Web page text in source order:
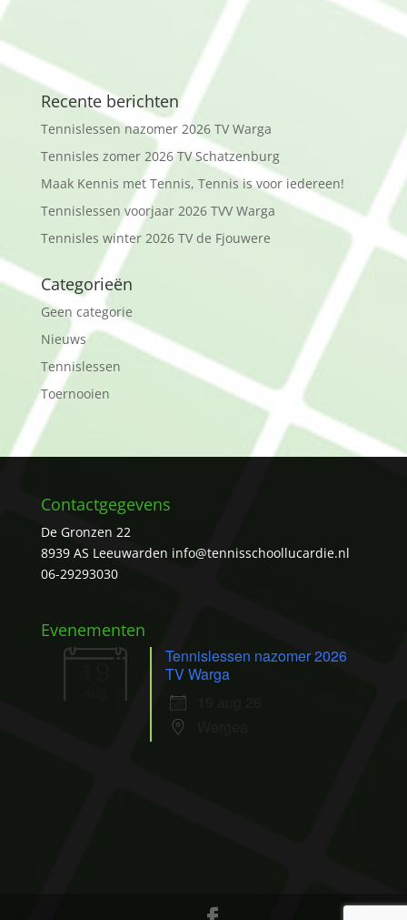
Recente berichten
Tennislessen nazomer 2026 TV Warga
Tennisles zomer 2026 TV Schatzenburg
Maak Kennis met Tennis, Tennis is voor iedereen!
Tennislessen voorjaar 2026 TVV Warga
Tennisles winter 2026 TV de Fjouwere
Categorieën
Geen categorie
Nieuws
Tennislessen
Toernooien
Contactgegevens
De Gronzen 22
8939 AS Leeuwarden info@tennisschoollucardie.nl
06-29293030
Evenementen
19
Tennislessen nazomer 2026
TV Warga